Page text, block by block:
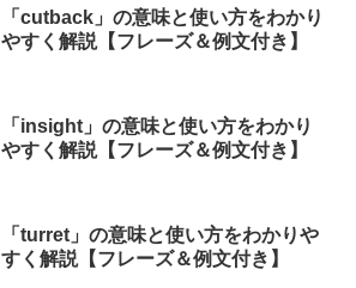
「cutback」の意味と使い方をわかり
やすく解説【フレーズ＆例文付き】
「insight」の意味と使い方をわかり
やすく解説【フレーズ＆例文付き】
「turret」の意味と使い方をわかりや
すく解説【フレーズ＆例文付き】